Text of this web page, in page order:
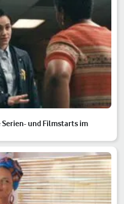
Serien- und Filmstarts im